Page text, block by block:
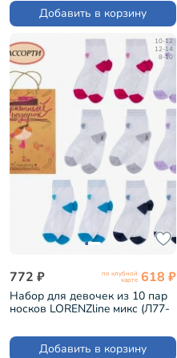
Добавить в корзину
10-12
12-14
8-10
772 ₽ по клубной
карте 618 ₽
Набор для девочек из 10 пар
носков LORENZline микс (Л77-
Добавить в корзину